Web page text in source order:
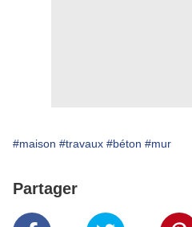
#maison #travaux #béton #mur
Partager